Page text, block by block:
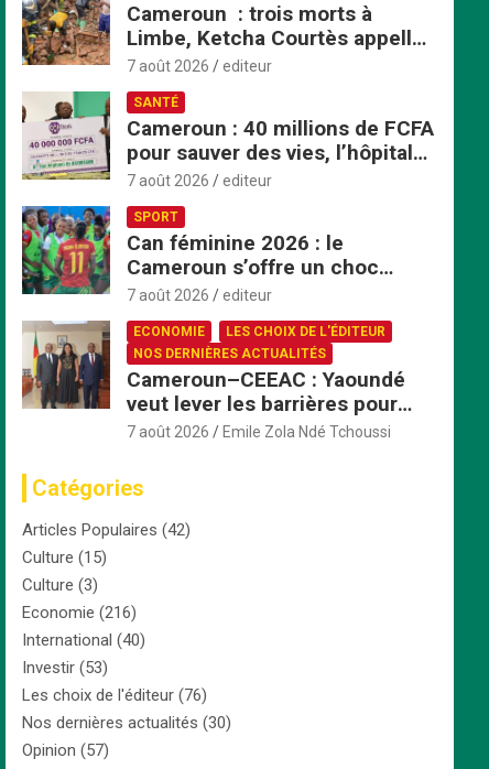
Cameroun : trois morts à
Limbe, Ketcha Courtès appelle
à un sursaut face aux
inondations
7 août 2026 editeur
SANTÉ
Cameroun : 40 millions de FCFA
pour sauver des vies, l’hôpital
de Bafoussam renforce son
centre d’hémodialyse
7 août 2026 editeur
SPORT
Can féminine 2026 : le
Cameroun s’offre un choc
explosif face au Nigeria en
quart de finale
7 août 2026 editeur
ECONOMIE
LES CHOIX DE L'ÉDITEUR
NOS DERNIÈRES ACTUALITÉS
Cameroun–CEEAC : Yaoundé
veut lever les barrières pour
accélérer l’intégration
7 août 2026 Emile Zola Ndé Tchoussi
Catégories
Articles Populaires (42)
Culture (15)
Culture (3)
Economie (216)
International (40)
Investir (53)
Les choix de l'éditeur (76)
Nos dernières actualités (30)
Opinion (57)